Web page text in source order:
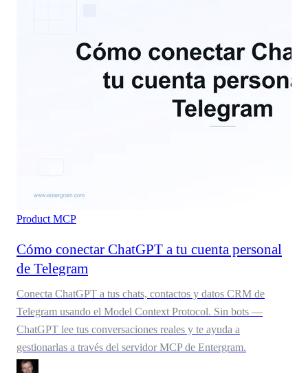
Product MCP
Cómo conectar ChatGPT a tu cuenta personal
de Telegram
Conecta ChatGPT a tus chats, contactos y datos CRM de
Telegram usando el Model Context Protocol. Sin bots —
ChatGPT lee tus conversaciones reales y te ayuda a
gestionarlas a través del servidor MCP de Entergram.